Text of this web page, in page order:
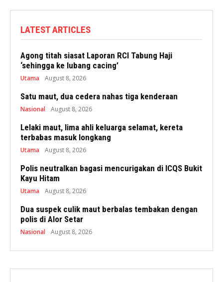
LATEST ARTICLES
Agong titah siasat Laporan RCI Tabung Haji
‘sehingga ke lubang cacing’
Utama August 8, 2026
Satu maut, dua cedera nahas tiga kenderaan
Nasional August 8, 2026
Lelaki maut, lima ahli keluarga selamat, kereta
terbabas masuk longkang
Utama August 8, 2026
Polis neutralkan bagasi mencurigakan di ICQS Bukit
Kayu Hitam
Utama August 8, 2026
Dua suspek culik maut berbalas tembakan dengan
polis di Alor Setar
Nasional August 8, 2026